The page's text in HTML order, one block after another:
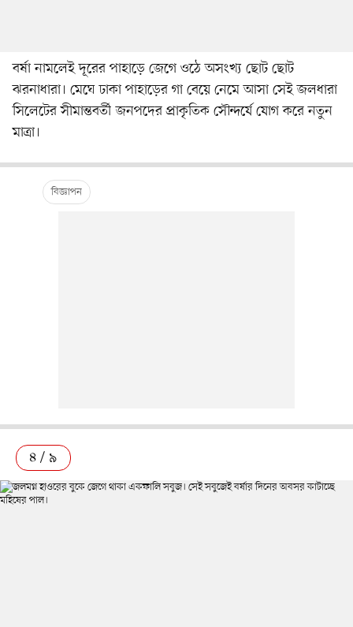
বর্ষা নামলেই দূরের পাহাড়ে জেগে ওঠে অসংখ্য ছোট ছোট
ঝরনাধারা। মেঘে ঢাকা পাহাড়ের গা বেয়ে নেমে আসা সেই জলধারা
সিলেটের সীমান্তবর্তী জনপদের প্রাকৃতিক সৌন্দর্যে যোগ করে নতুন
মাত্রা।
৪ / ৯